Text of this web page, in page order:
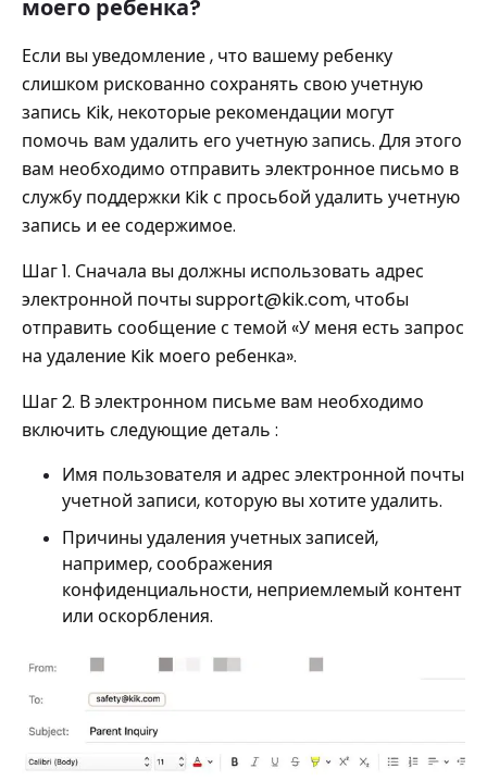
моего ребенка?
Если вы уведомление , что вашему ребенку
слишком рискованно сохранять свою учетную
запись Kik, некоторые рекомендации могут
помочь вам удалить его учетную запись. Для этого
вам необходимо отправить электронное письмо в
службу поддержки Kik с просьбой удалить учетную
запись и ее содержимое.
Шаг 1. Сначала вы должны использовать адрес
электронной почты support@kik.com, чтобы
отправить сообщение с темой «У меня есть запрос
на удаление Kik моего ребенка».
Шаг 2. В электронном письме вам необходимо
включить следующие деталь :
Имя пользователя и адрес электронной почты
учетной записи, которую вы хотите удалить.
Причины удаления учетных записей,
например, соображения
конфиденциальности, неприемлемый контент
или оскорбления.